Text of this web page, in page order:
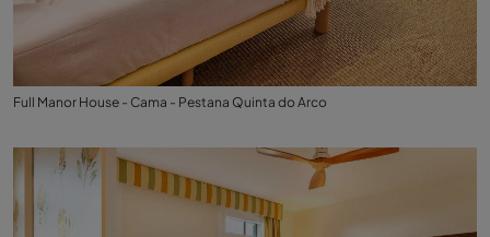
Full Manor House - Cama - Pestana Quinta do Arco